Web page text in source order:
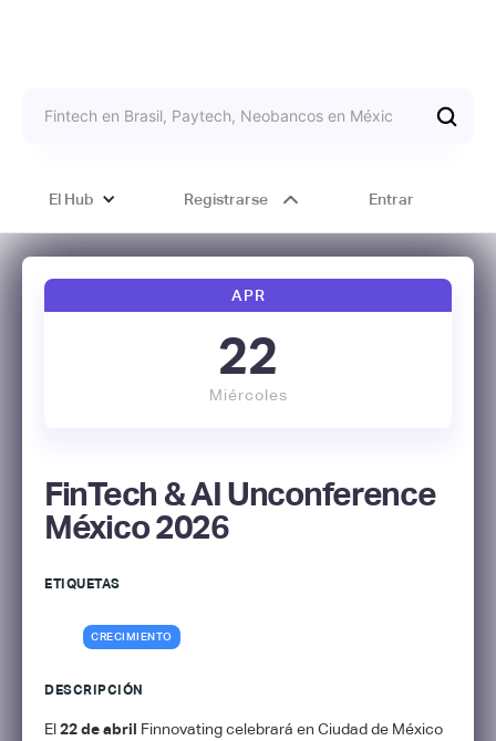
El Hub Registrarse Entrar
APR
22
Miércoles
FinTech & AI Unconference
México 2026
ETIQUETAS
CRECIMIENTO
DESCRIPCIÓN
​El22 de abril Finnovating celebrará en Ciudad de México